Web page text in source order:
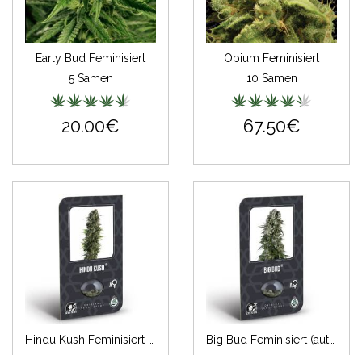
Early Bud Feminisiert
5 Samen
20.00€
Opium Feminisiert
10 Samen
67.50€